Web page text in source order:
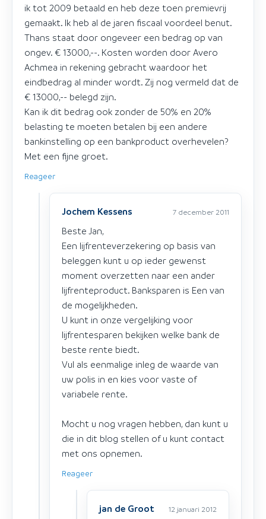
ik tot 2009 betaald en heb deze toen premievrij
gemaakt. Ik heb al de jaren fiscaal voordeel benut.
Thans staat door ongeveer een bedrag op van
ongev. € 13000,--. Kosten worden door Avero
Achmea in rekening gebracht waardoor het
eindbedrag al minder wordt. Zij nog vermeld dat de
€ 13000,-- belegd zijn.
Kan ik dit bedrag ook zonder de 50% en 20%
belasting te moeten betalen bij een andere
bankinstelling op een bankproduct overhevelen?
Met een fijne groet.
Reageer
Jochem Kessens 7 december 2011
Beste Jan,
Een lijfrenteverzekering op basis van
beleggen kunt u op ieder gewenst
moment overzetten naar een ander
lijfrenteproduct. Banksparen is Een van
de mogelijkheden.
U kunt in onze vergelijking voor
lijfrentesparen bekijken welke bank de
beste rente biedt.
Vul als eenmalige inleg de waarde van
uw polis in en kies voor vaste of
variabele rente.
Mocht u nog vragen hebben, dan kunt u
die in dit blog stellen of u kunt contact
met ons opnemen.
Reageer
jan de Groot 12 januari 2012